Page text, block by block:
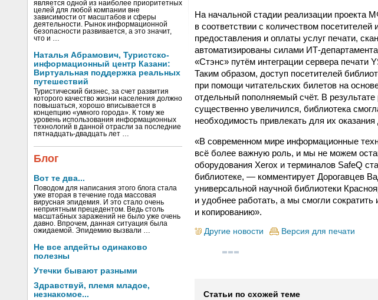
является одной из наиболее приоритетных
целей для любой компании вне
зависимости от масштабов и сферы
деятельности. Рынок информационной
безопасности развивается, а это значит,
что и …
Наталья Абрамович, Туристско-
информационный центр Казани:
Виртуальная поддержка реальных
путешествий
Туристический бизнес, за счет развития
которого качество жизни населения должно
повышаться, хорошо вписывается в
концепцию «умного города». К тому же
уровень использования информационных
технологий в данной отрасли за последние
пятнадцать-двадцать лет …
Блог
Вот те два...
Поводом для написания этого блога стала
уже вторая в течение года массовая
вирусная эпидемия. И это стало очень
неприятным прецедентом. Ведь столь
масштабных заражений не было уже очень
давно. Впрочем, данная ситуация была
ожидаемой. Эпидемию вызвали …
Не все апдейты одинаково
полезны
Утечки бывают разными
Здравствуй, племя младое,
незнакомое...
На начальной стадии реализации проекта
в соответствии с количеством
предоставления и оплаты услуг печати,
автоматизированы силами ИТ-
«Стэнс» путём интеграции сервера
Таким образом, доступ посетителей
при помощи читательских билетов на
отдельный пополняемый счёт. В
существенно увеличился, библиотека
необходимость привлекать для их
«В современном мире информационные
всё более важную роль, и мы не можем
оборудования Xerox и терминалов SafeQ
библиотеке, — комментирует Дорогавцев
универсальной научной библиотеки
и удобнее работать, а мы смогли сократить
и копированию».
Другие новости Версия для печати
Статьи по схожей теме